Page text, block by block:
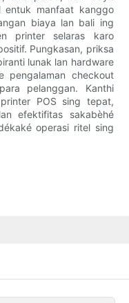
manfaat kanggo
biaya lan bali ing
printer selaras karo
Pungkasan, priksa
lunak lan hardware
pengalaman checkout
pelanggan. Kanthi
POS sing tepat,
efektifitas sakabèhé
operasi ritel sing